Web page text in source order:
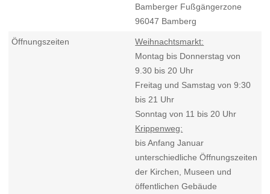
Bamberger Fußgängerzone
96047 Bamberg
Öffnungszeiten
Weihnachtsmarkt:
Montag bis Donnerstag von
9.30 bis 20 Uhr
Freitag und Samstag von 9:30
bis 21 Uhr
Sonntag von 11 bis 20 Uhr
Krippenweg:
bis Anfang Januar
unterschiedliche Öffnungszeiten
der Kirchen, Museen und
öffentlichen Gebäude